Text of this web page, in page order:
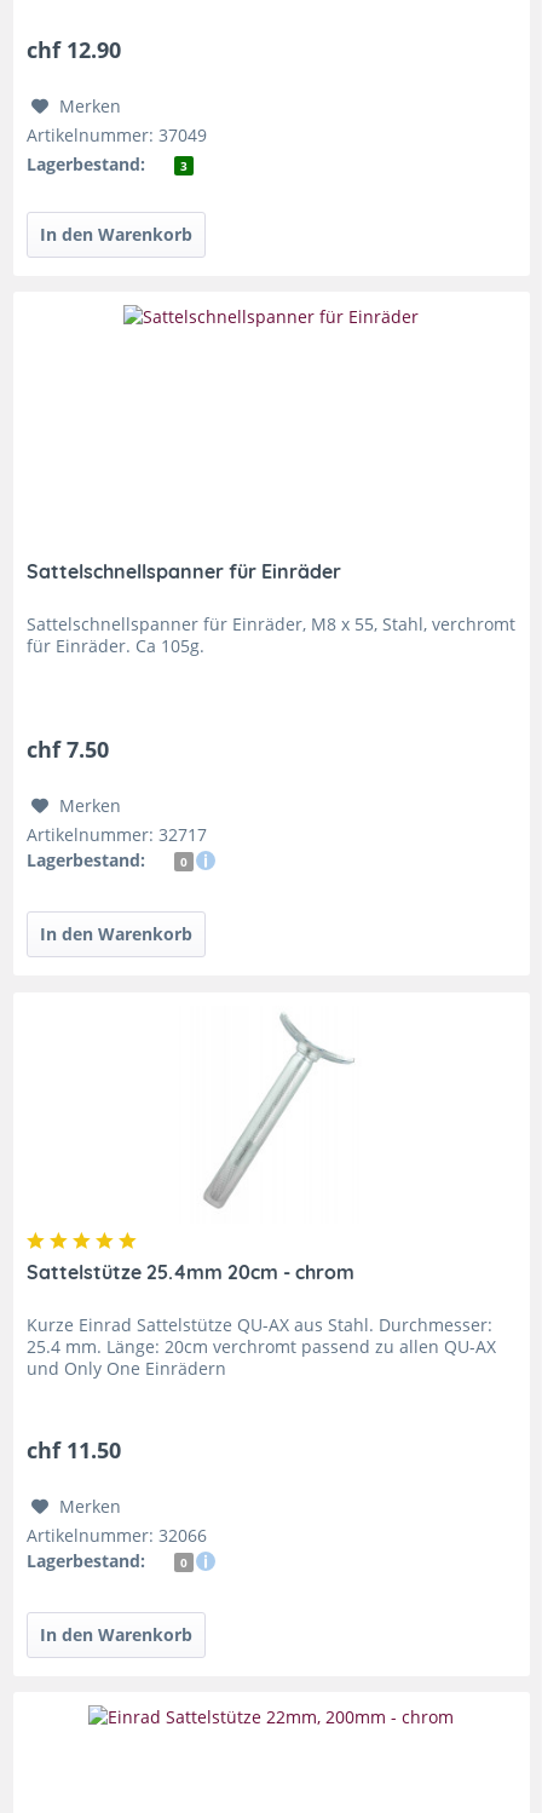
chf 12.90
Merken
Artikelnummer: 37049
Lagerbestand:
3
Sattelschnellspanner für Einräder
Sattelschnellspanner für Einräder, M8 x 55, Stahl, verchromt
für Einräder. Ca 105g.
chf 7.50
Merken
Artikelnummer: 32717
Lagerbestand:
0
Sattelstütze 25.4mm 20cm - chrom
Kurze Einrad Sattelstütze QU-AX aus Stahl. Durchmesser:
25.4 mm. Länge: 20cm verchromt passend zu allen QU-AX
und Only One Einrädern
chf 11.50
Merken
Artikelnummer: 32066
Lagerbestand:
0